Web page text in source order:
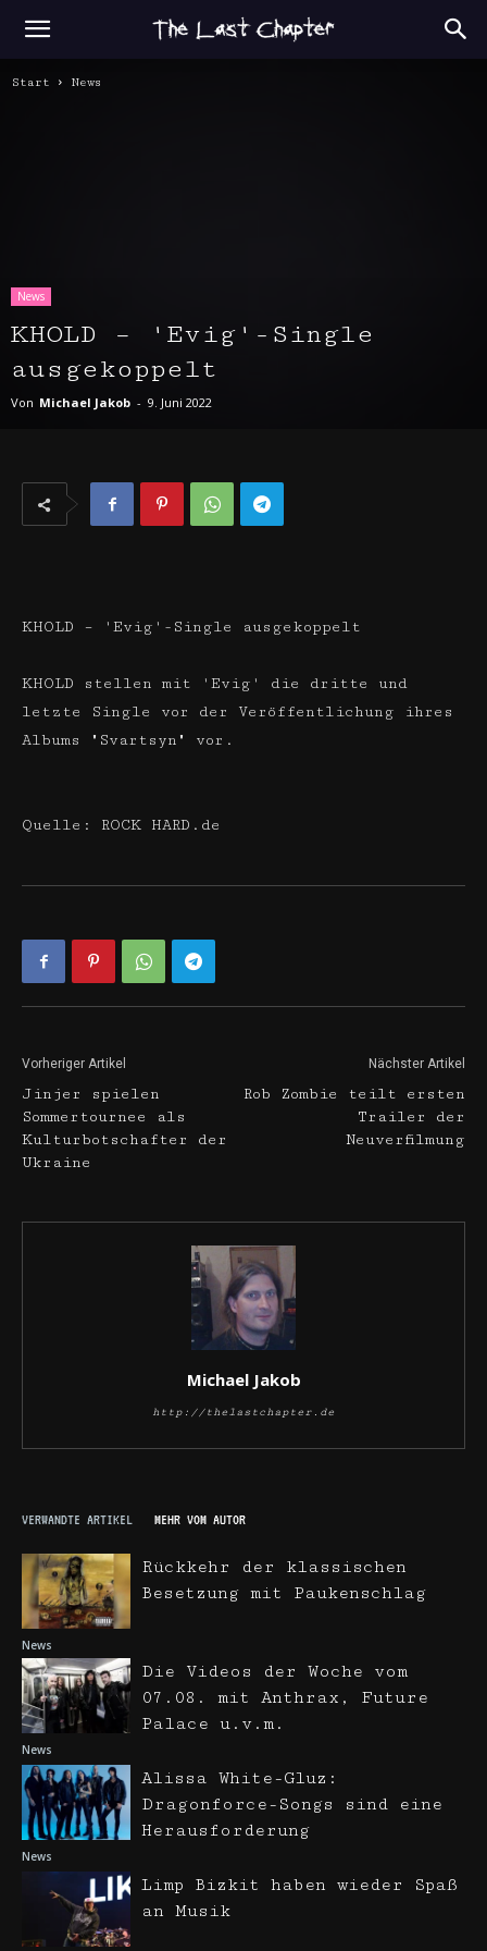
Start News
News
KHOLD – 'Evig'-Single
ausgekoppelt
Von Michael Jakob - 9. Juni 2022
KHOLD – 'Evig'-Single ausgekoppelt
KHOLD stellen mit 'Evig' die dritte und
letzte Single vor der Veröffentlichung ihres
Albums "Svartsyn" vor.
Quelle: ROCK HARD.de
Vorheriger Artikel
Jinjer spielen
Sommertournee als
Kulturbotschafter der
Ukraine
Nächster Artikel
Rob Zombie teilt ersten
Trailer der
Neuverfilmung
Michael Jakob
http://thelastchapter.de
VERWANDTE ARTIKEL MEHR VOM AUTOR
News
Rückkehr der klassischen
Besetzung mit Paukenschlag
News
Die Videos der Woche vom
07.08. mit Anthrax, Future
Palace u.v.m.
News
Alissa White-Gluz:
Dragonforce-Songs sind eine
Herausforderung
Limp Bizkit haben wieder Spaß
an Musik